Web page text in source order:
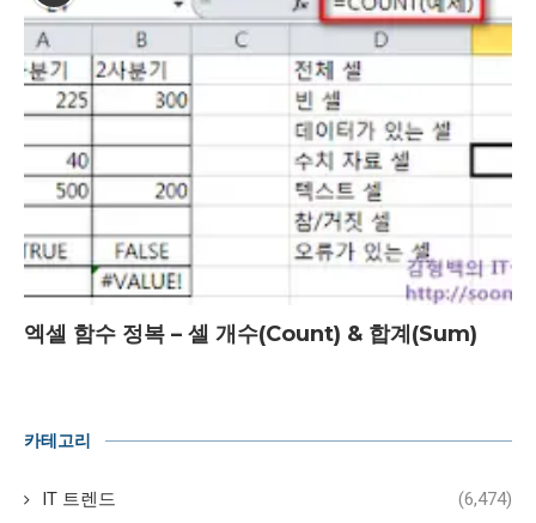
엑셀 함수 정복 – 셀 개수(Count) & 합계(Sum)
카테고리
IT 트렌드 (6,474)